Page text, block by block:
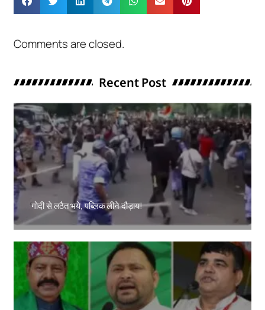
Comments are closed.
Recent Post
गोदी से लठैत भये, पब्लिक लीने दौड़ाय!
Amit Lekh